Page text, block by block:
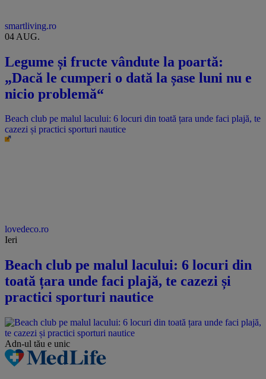
smartliving.ro
04 AUG.
Legume și fructe vândute la poartă:
„Dacă le cumperi o dată la șase luni nu e
nicio problemă“
Beach club pe malul lacului: 6 locuri din toată țara unde faci plajă, te
cazezi și practici sporturi nautice
lovedeco.ro
Ieri
Beach club pe malul lacului: 6 locuri din
toată țara unde faci plajă, te cazezi și
practici sporturi nautice
Adn-ul tău e unic